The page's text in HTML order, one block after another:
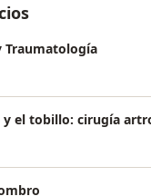
Traumatología
el tobillo: cirugía